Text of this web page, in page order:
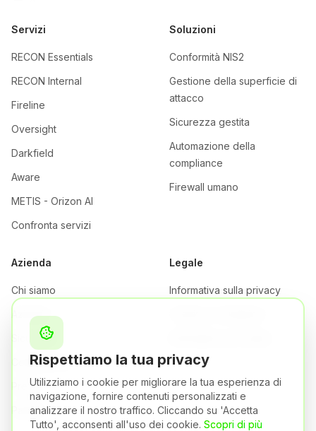
Servizi
RECON Essentials
RECON Internal
Fireline
Oversight
Darkfield
Aware
METIS - Orizon AI
Confronta servizi
Soluzioni
Conformità NIS2
Gestione della superficie di
attacco
Sicurezza gestita
Automazione della
compliance
Firewall umano
Azienda
Chi siamo
Azienda
Sicurezza
Certificazioni
Prezzi
Partner
Legale
Informativa sulla privacy
Rispettiamo la tua privacy
Utilizziamo i cookie per migliorare la tua esperienza di
navigazione, fornire contenuti personalizzati e
analizzare il nostro traffico. Cliccando su 'Accetta
Tutto', acconsenti all'uso dei cookie. Scopri di più